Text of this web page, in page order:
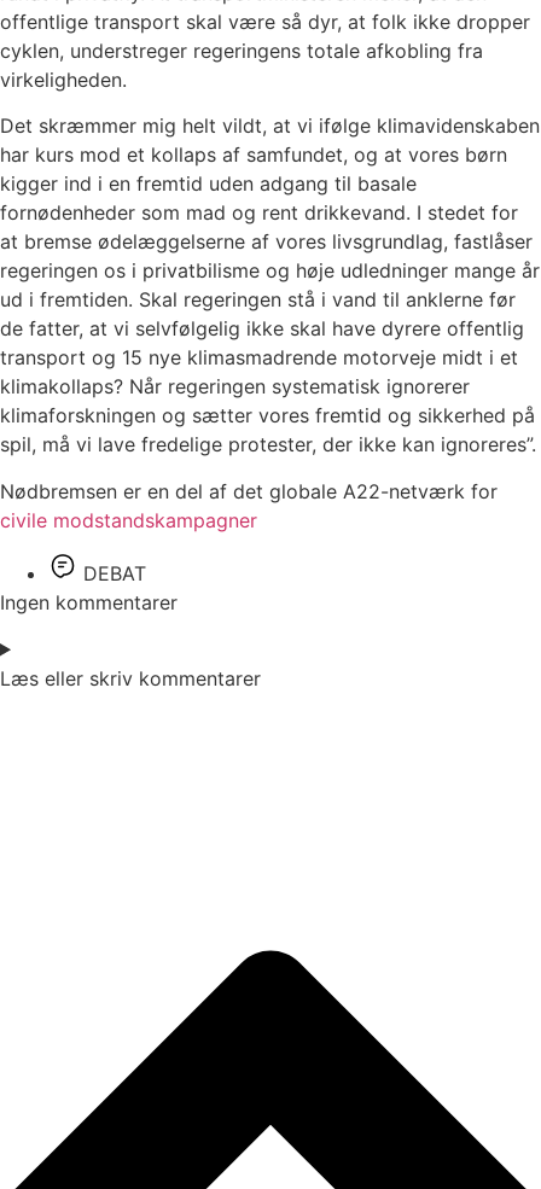
offentlige transport skal være så dyr, at folk ikke dropper
cyklen, understreger regeringens totale afkobling fra
virkeligheden.
Det skræmmer mig helt vildt, at vi ifølge klimavidenskaben
har kurs mod et kollaps af samfundet, og at vores børn
kigger ind i en fremtid uden adgang til basale
fornødenheder som mad og rent drikkevand. I stedet for
at bremse ødelæggelserne af vores livsgrundlag, fastlåser
regeringen os i privatbilisme og høje udledninger mange år
ud i fremtiden. Skal regeringen stå i vand til anklerne før
de fatter, at vi selvfølgelig ikke skal have dyrere offentlig
transport og 15 nye klimasmadrende motorveje midt i et
klimakollaps? Når regeringen systematisk ignorerer
klimaforskningen og sætter vores fremtid og sikkerhed på
spil, må vi lave fredelige protester, der ikke kan ignoreres”.
Nødbremsen er en del af det globale A22-netværk for
civile modstandskampagner
DEBAT
Ingen kommentarer
Læs eller skriv kommentarer